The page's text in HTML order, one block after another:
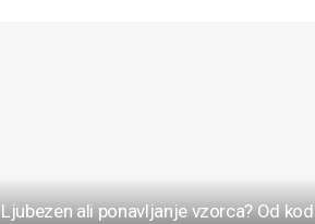
Ljubezen ali ponavljanje vzorca? Od kod